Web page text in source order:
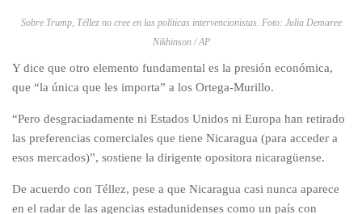
Sobre Trump, Téllez no cree en las políticas intervencionistas. Foto: Julia Demaree
Nikhinson / AP
Y dice que otro elemento fundamental es la presión económica,
que “la única que les importa” a los Ortega-Murillo.
“Pero desgraciadamente ni Estados Unidos ni Europa han retirado
las preferencias comerciales que tiene Nicaragua (para acceder a
esos mercados)”, sostiene la dirigente opositora nicaragüense.
De acuerdo con Téllez, pese a que Nicaragua casi nunca aparece
en el radar de las agencias estadunidenses como un país con